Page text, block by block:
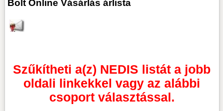
Bolt Online Vásárlás árlista
Szűkítheti a(z) NEDIS listát a jobb
oldali linkekkel vagy az alábbi
csoport választással.